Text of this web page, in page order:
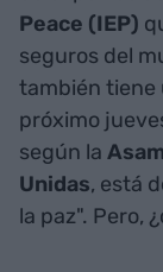
Peace (IEP)
seguros del
también tiene
próximo
según la
Unidas, está
la paz". Pero,